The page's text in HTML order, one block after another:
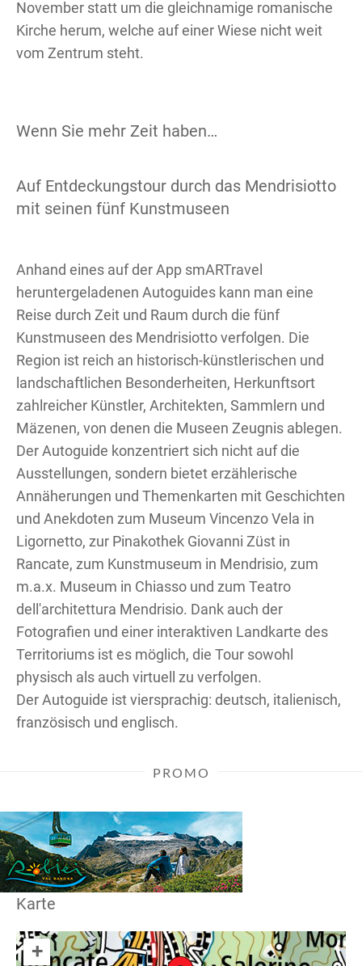
November statt um die gleichnamige romanische
Kirche herum, welche auf einer Wiese nicht weit
vom Zentrum steht.
Wenn Sie mehr Zeit haben…
Auf Entdeckungstour durch das Mendrisiotto
mit seinen fünf Kunstmuseen
Anhand eines auf der App smARTravel
heruntergeladenen Autoguides kann man eine
Reise durch Zeit und Raum durch die fünf
Kunstmuseen des Mendrisiotto verfolgen. Die
Region ist reich an historisch-künstlerischen und
landschaftlichen Besonderheiten, Herkunftsort
zahlreicher Künstler, Architekten, Sammlern und
Mäzenen, von denen die Museen Zeugnis ablegen.
Der Autoguide konzentriert sich nicht auf die
Ausstellungen, sondern bietet erzählerische
Annäherungen und Themenkarten mit Geschichten
und Anekdoten zum Museum Vincenzo Vela in
Ligornetto, zur Pinakothek Giovanni Züst in
Rancate, zum Kunstmuseum in Mendrisio, zum
m.a.x. Museum in Chiasso und zum Teatro
dell'architettura Mendrisio. Dank auch der
Fotografien und einer interaktiven Landkarte des
Territoriums ist es möglich, die Tour sowohl
physisch als auch virtuell zu verfolgen.
Der Autoguide ist viersprachig: deutsch, italienisch,
französisch und englisch.
PROMO
Karte
+